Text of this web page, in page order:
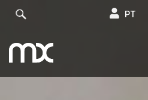
PT